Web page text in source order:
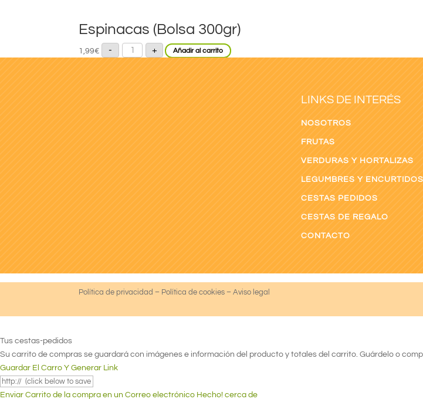
Espinacas (Bolsa 300gr)
1,99€ -
Espinacas
(Bolsa
+ Añadir al carrito
LINKS DE INTERÉS
NOSOTROS
FRUTAS
VERDURAS Y HORTALIZAS
LEGUMBRES Y ENCURTIDOS
CESTAS PEDIDOS
CESTAS DE REGALO
CONTACTO
Política de privacidad – Política de cookies –Aviso legal
Tus cestas-pedidos
Su carrito de compras se guardará con imágenes e información del producto y totales del carrito. Guárdelo o
Guardar El Carro Y Generar Link
Enviar Carrito de la compra en un Correo electrónico Hecho! cerca de